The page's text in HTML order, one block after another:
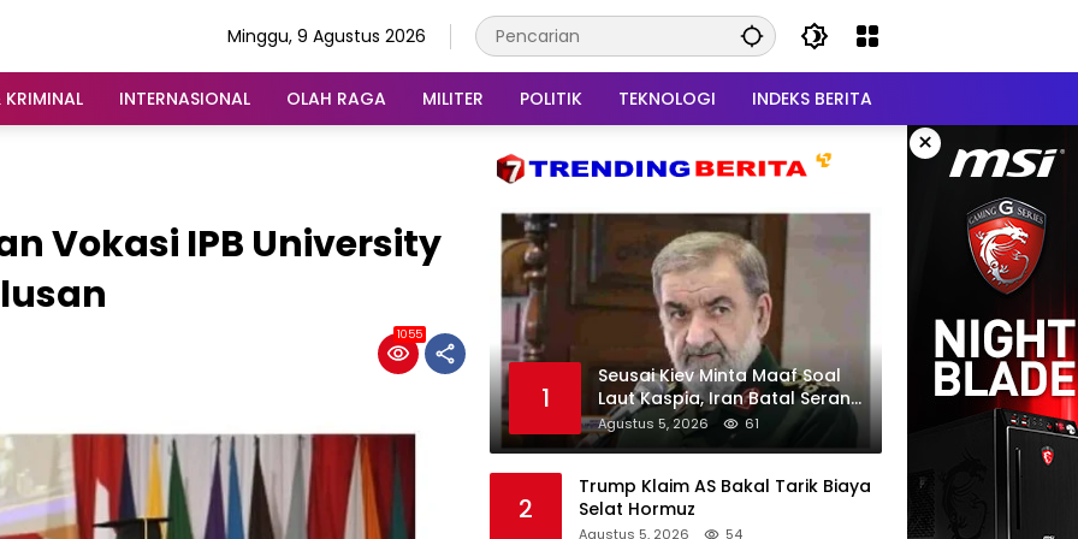
Minggu, 9 Agustus 2026
INTERNASIONAL OLAH RAGA MILITER POLITIK TEKNOLOGI INDEKS BERITA
×
Vokasi IPB University
1055
1
Seusai Kiev Minta Maaf Soal
Laut Kaspia, Iran Batal Serang
Ukraina
Agustus 5, 2026 61
2
Trump Klaim AS Bakal Tarik Biaya
Selat Hormuz
Agustus 5, 2026 54